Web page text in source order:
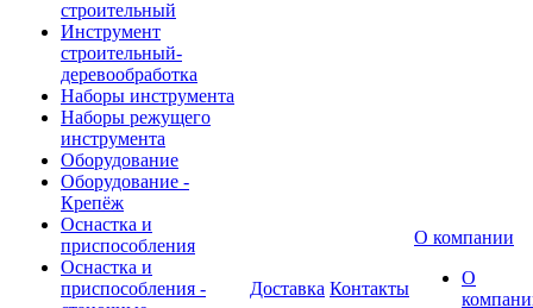
строительный
Инструмент
строительный-
деревообработка
Наборы инструмента
Наборы режущего
инструмента
Оборудование
Оборудование -
Крепёж
Оснастка и
приспособления
Оснастка и
приспособления -
Доставка Контакты
О компании
О